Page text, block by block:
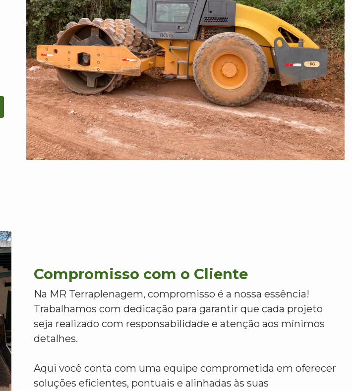
Compromisso com o Cliente
Na MR Terraplenagem, compromisso é a nossa essência!
Trabalhamos com dedicação para garantir que cada projeto
seja realizado com responsabilidade e atenção aos mínimos
detalhes.
Aqui você conta com uma equipe comprometida em oferecer
soluções eficientes, pontuais e alinhadas às suas